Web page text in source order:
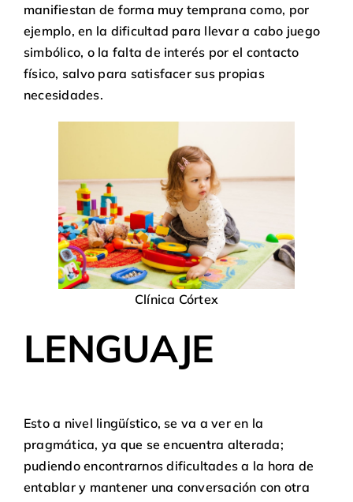
manifiestan de forma muy temprana como, por
ejemplo, en la dificultad para llevar a cabo juego
simbólico, o la falta de interés por el contacto
físico, salvo para satisfacer sus propias
necesidades.
Clínica Córtex
LENGUAJE
Esto a nivel lingüístico, se va a ver en la
pragmática, ya que se encuentra alterada;
pudiendo encontrarnos dificultades a la hora de
entablar y mantener una conversación con otra